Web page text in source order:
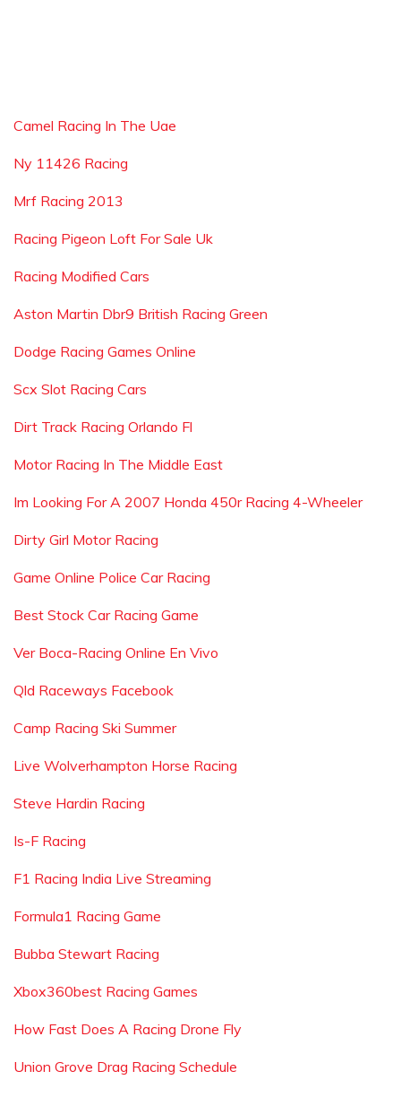
Camel Racing In The Uae
Ny 11426 Racing
Mrf Racing 2013
Racing Pigeon Loft For Sale Uk
Racing Modified Cars
Aston Martin Dbr9 British Racing Green
Dodge Racing Games Online
Scx Slot Racing Cars
Dirt Track Racing Orlando Fl
Motor Racing In The Middle East
Im Looking For A 2007 Honda 450r Racing 4-Wheeler
Dirty Girl Motor Racing
Game Online Police Car Racing
Best Stock Car Racing Game
Ver Boca-Racing Online En Vivo
Qld Raceways Facebook
Camp Racing Ski Summer
Live Wolverhampton Horse Racing
Steve Hardin Racing
Is-F Racing
F1 Racing India Live Streaming
Formula1 Racing Game
Bubba Stewart Racing
Xbox360best Racing Games
How Fast Does A Racing Drone Fly
Union Grove Drag Racing Schedule